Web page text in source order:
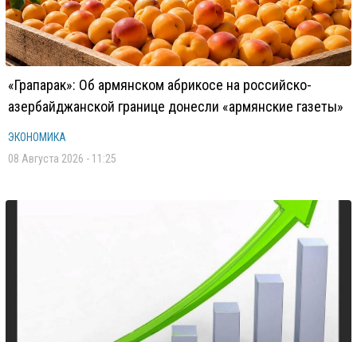
«Грапарак»: Об армянском абрикосе на российско-
азербайджанской границе донесли «армянские газеты»
ЭКОНОМИКА
08 Августа 2026 - 11:25